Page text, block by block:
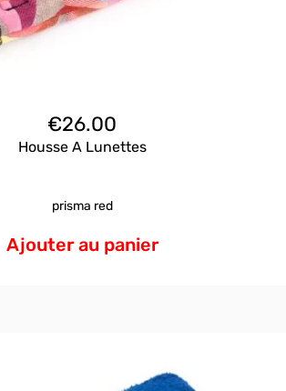
€26.00
Housse A Lunettes
prisma red
Ajouter au panier